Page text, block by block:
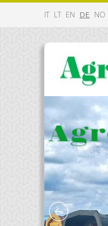
IT LT EN DE NO